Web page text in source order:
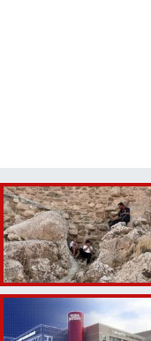
Resmi İlanlar
RÖPORTAJ
SAĞLIK